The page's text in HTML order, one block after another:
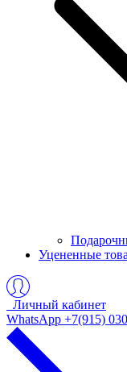
Уцененные
Личный кабинет
WhatsApp +7(915)